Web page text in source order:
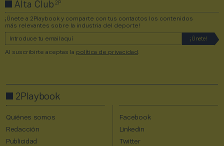
Alta Club2P
¡Únete a 2Playbook y comparte con tus contactos los contenidos
más relevantes sobre la industria del deporte!
Al suscribirte aceptas la política de privacidad .
2Playbook
Quiénes somos
Redacción
Publicidad
Facebook
Linkedin
Twitter